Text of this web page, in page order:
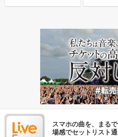
スマホの曲を、まる
場感でセットリスト